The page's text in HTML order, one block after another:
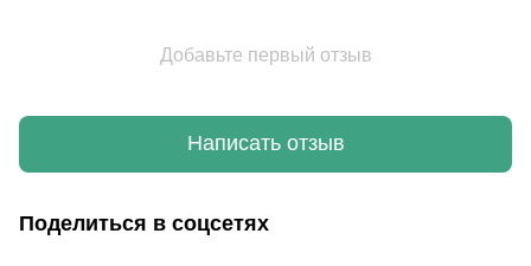
Добавьте первый отзыв
Написать отзыв
Поделиться в соцсетях